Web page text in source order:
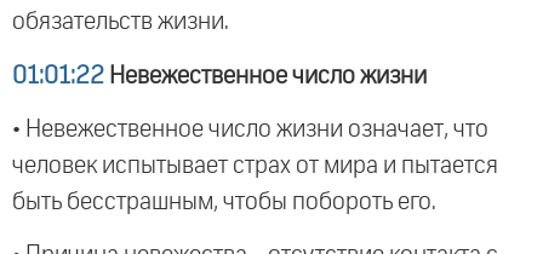
обязательств жизни.
01:01:22 Невежественное число жизни
• Невежественное число жизни означает, что
человек испытывает страх от мира и пытается
быть бесстрашным, чтобы побороть его.